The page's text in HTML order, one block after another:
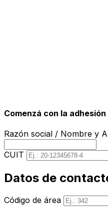
Comenzá con la
Razón social / Nombre y
CUIT
Datos de
Código de área